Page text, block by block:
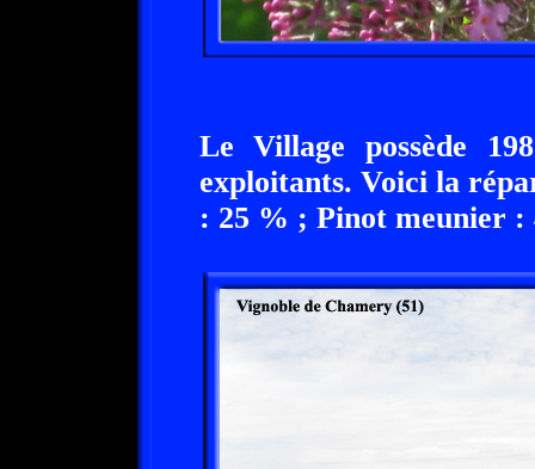
Le Village possède
exploitants. Voici la
: 25 % ; Pinot meunier